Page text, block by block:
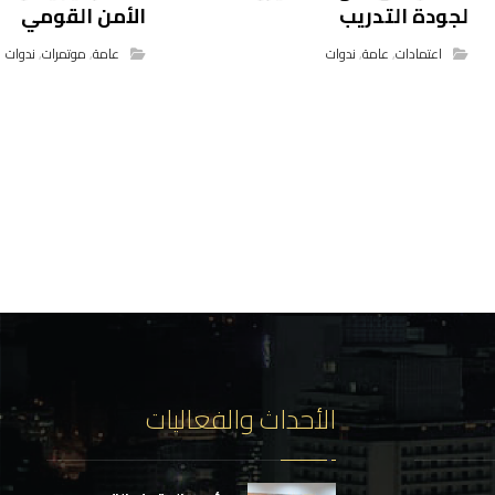
لجودة التدريب
اعتمادات,عامة,ندوات
الأمن القومي
عامة,موتمرات,ندوات
الأحداث والفعاليات